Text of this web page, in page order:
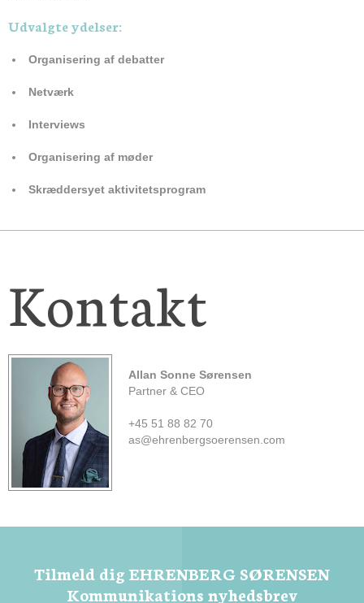
Udvalgte ydelser:
Organisering af debatter
Netværk
Interviews
Organisering af møder
Skræddersyet aktivitetsprogram
Kontakt
Allan Sonne Sørensen
Partner & CEO
+45 51 88 82 70
as@ehrenbergsoerensen.com
Tilmeld dig EHRENBERG SØRENSEN
Kommunikations nyhedsbrev